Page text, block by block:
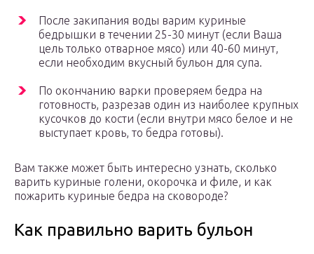
После закипания воды варим куриные
бедрышки в течении 25-30 минут (если Ваша
цель только отварное мясо) или 40-60 минут,
если необходим вкусный бульон для супа.
По окончанию варки проверяем бедра на
готовность, разрезав один из наиболее крупных
кусочков до кости (если внутри мясо белое и не
выступает кровь, то бедра готовы).
Вам также может быть интересно узнать, сколько
варить куриные голени, окорочка и филе, и как
пожарить куриные бедра на сковороде?
Как правильно варить бульон